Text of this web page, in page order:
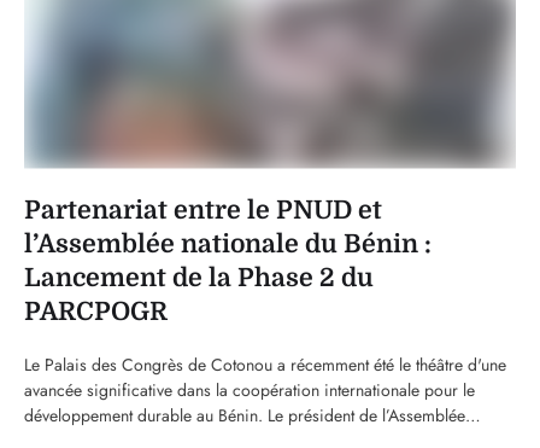
Partenariat entre le PNUD et
l’Assemblée nationale du Bénin :
Lancement de la Phase 2 du
PARCPOGR
Le Palais des Congrès de Cotonou a récemment été le théâtre d'une
avancée significative dans la coopération internationale pour le
développement durable au Bénin. Le président de l’Assemblée